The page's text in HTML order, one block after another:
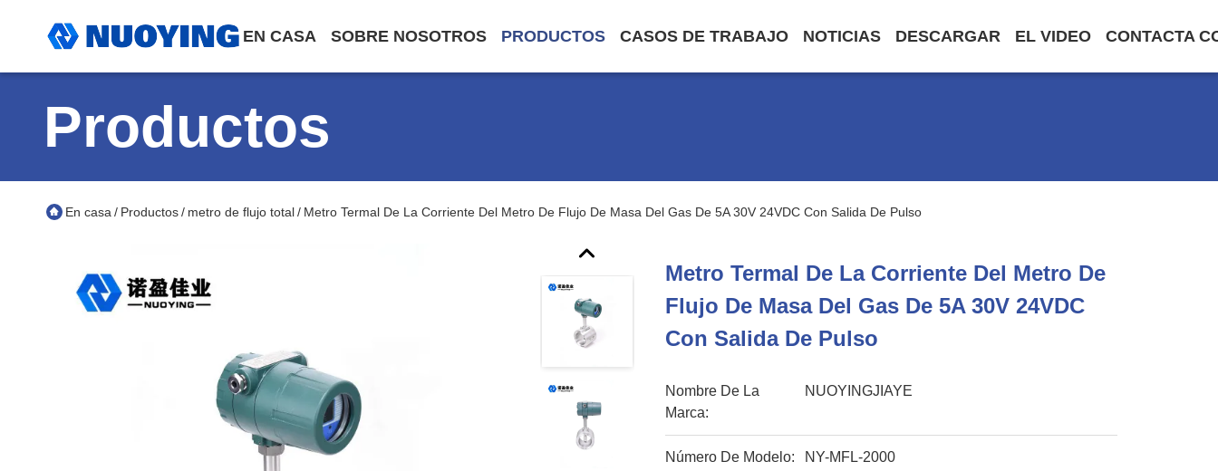
EN CASA SOBRE NOSOTROS PRODUCTOS CASOS DE TRABAJO NOTICIAS DESCARGAR EL VIDEO CONTACTA
Productos
En casa / Productos/ metro de flujo total/ Metro Termal De La Corriente Del Metro De Flujo De Masa Del Gas De 5A 30V 24VDC Con Salida De Pulso
Metro Termal De La Corriente Del Metro De
Flujo De Masa Del Gas De 5A 30V 24VDC
Con Salida De Pulso
Nombre De La
Marca:
NUOYINGJIAYE
Número De Modelo: NY-MFL-2000